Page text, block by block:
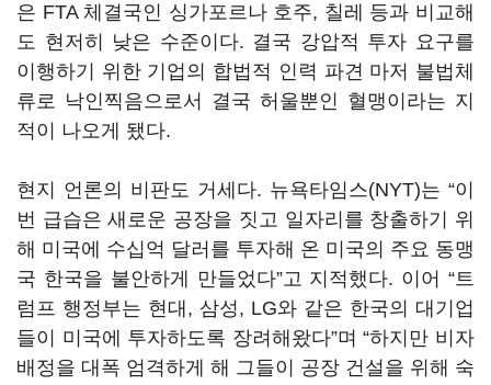
은 FTA체결국인 싱가포르나 호주, 칠레 등과 비교해
도 현저히 낮은 수준이다. 결국 강압적 투자 요구를
이행하기 위한 기업의 합법적 인력 파견 마저 불법체
류로 낙인찍음으로서 결국 허울뿐인 혈맹이라는 지
적이 나오게 됐다.
현지 언론의 비판도 거세다. 뉴욕타임스(NYT)는 “이
번 급습은 새로운 공장을 짓고 일자리를 창출하기 위
해 미국에 수십억 달러를 투자해 온 미국의 주요 동맹
국 한국을 불안하게 만들었다”고 지적했다. 이어 “트
럼프 행정부는 현대, 삼성, LG와 같은 한국의 대기업
들이 미국에 투자하도록 장려해왔다”며 “하지만 비자
배정을 대폭 엄격하게 해 그들이 공장 건설을 위해 숙